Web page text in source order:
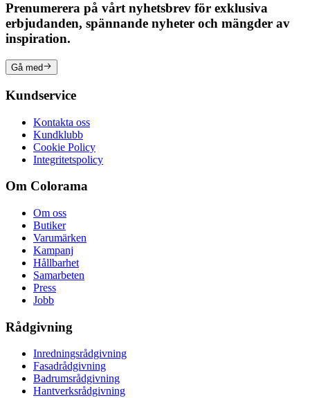
Prenumerera på vårt nyhetsbrev för exklusiva
erbjudanden, spännande nyheter och mängder av
inspiration.
Gå med
Kundservice
Kontakta oss
Kundklubb
Cookie Policy
Integritetspolicy
Om Colorama
Om oss
Butiker
Varumärken
Kampanj
Hållbarhet
Samarbeten
Press
Jobb
Rådgivning
Inredningsrådgivning
Fasadrådgivning
Badrumsrådgivning
Hantverksrådgivning